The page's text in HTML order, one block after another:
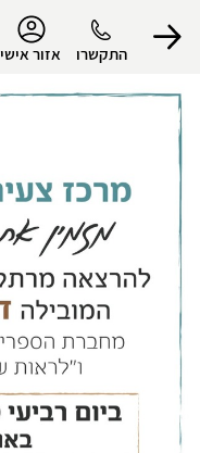
התקשרו אזור אישי